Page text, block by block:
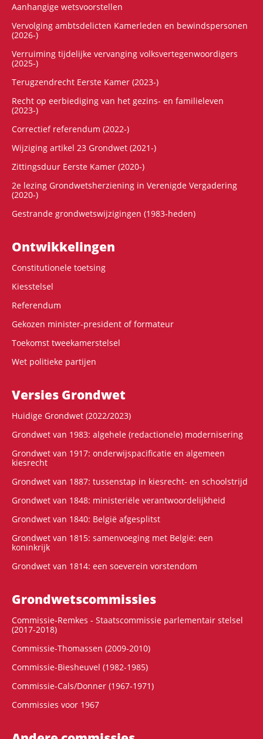
Aanhangige wetsvoorstellen
Vervolging ambtsdelicten Kamerleden en bewindspersonen
(2026-)
Verruiming tijdelijke vervanging volksvertegenwoordigers
(2025-)
Terugzendrecht Eerste Kamer (2023-)
Recht op eerbiediging van het gezins- en familieleven
(2023-)
Correctief referendum (2022-)
Wijziging artikel 23 Grondwet (2021-)
Zittingsduur Eerste Kamer (2020-)
2e lezing Grondwetsherziening in Verenigde Vergadering
(2020-)
Gestrande grondwetswijzigingen (1983-heden)
Ontwikke­lingen
Constitutionele toetsing
Kiesstelsel
Referendum
Gekozen minister-president of formateur
Toekomst tweekamerstelsel
Wet politieke partijen
Versies Grondwet
Huidige Grondwet (2022/2023)
Grondwet van 1983: algehele (redactionele) modernisering
Grondwet van 1917: onderwijspacificatie en algemeen
kiesrecht
Grondwet van 1887: tussenstap in kiesrecht- en schoolstrijd
Grondwet van 1848: ministeriële verantwoordelijkheid
Grondwet van 1840: België afgesplitst
Grondwet van 1815: samenvoeging met België: een
koninkrijk
Grondwet van 1814: een soeverein vorstendom
Grondwets­commissies
Commissie-Remkes - Staatscommissie parlementair stelsel
(2017-2018)
Commissie-Thomassen (2009-2010)
Commissie-Biesheuvel (1982-1985)
Commissie-Cals/Donner (1967-1971)
Commissies voor 1967